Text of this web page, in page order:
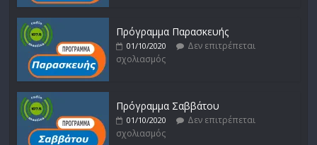
Πρόγραμμα Παρασκευής
01/10/2020
Δεν επιτρέπεται
σχολιασμός
Πρόγραμμα Σαββάτου
01/10/2020
Δεν επιτρέπεται
σχολιασμός